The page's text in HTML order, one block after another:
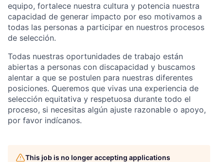
equipo, fortalece nuestra cultura y potencia nuestra
capacidad de generar impacto por eso motivamos a
todas las personas a participar en nuestros procesos
de selección.
Todas nuestras oportunidades de trabajo están
abiertas a personas con discapacidad y buscamos
alentar a que se postulen para nuestras diferentes
posiciones. Queremos que vivas una experiencia de
selección equitativa y respetuosa durante todo el
proceso, si necesitas algún ajuste razonable o apoyo,
por favor indícanos.
This job is no longer accepting applications